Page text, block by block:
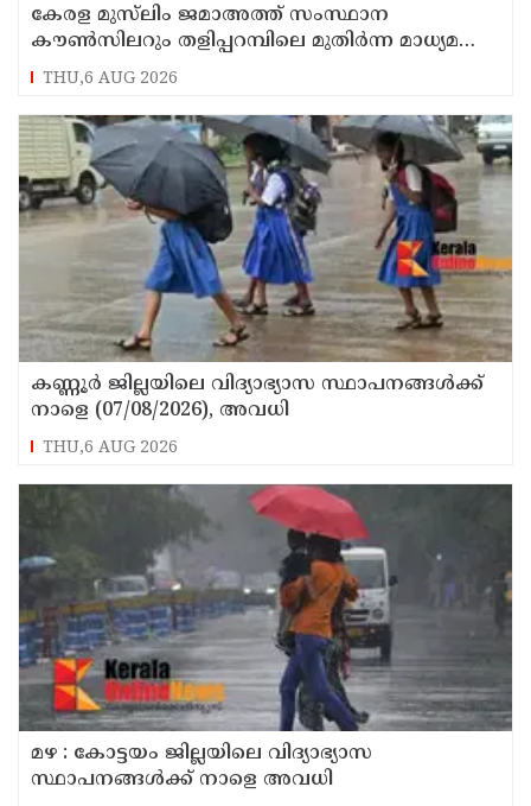
കേരള മുസ്‌ലിം ജമാഅത്ത് സംസ്ഥാന
കൗൺസിലറും തളിപ്പറമ്പിലെ മുതിർന്ന മാധ്യമ
പ്രവർത്തകനുമായ ബി എ അലി മൊഗ്രാൽ
നിര്യാതനായി
THU,6 AUG 2026
കണ്ണൂർ ജില്ലയിലെ വിദ്യാഭ്യാസ സ്ഥാപനങ്ങള്‍ക്ക്
നാളെ (07/08/2026), അവധി
THU,6 AUG 2026
മഴ : കോട്ടയം ജില്ലയിലെ വിദ്യാഭ്യാസ
സ്ഥാപനങ്ങൾക്ക് നാളെ അവധി